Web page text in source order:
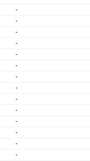
-
-
-
-
-
-
-
-
-
-
-
-
-
-